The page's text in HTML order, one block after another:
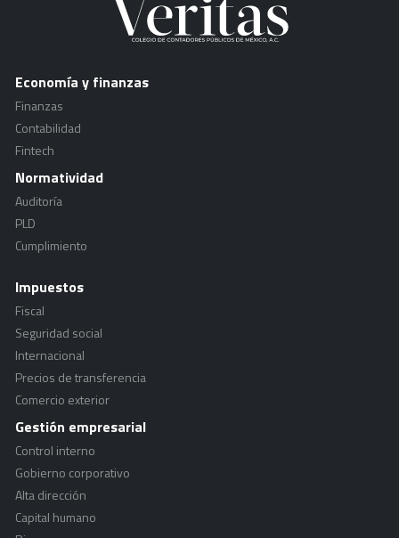
Economía y finanzas
Finanzas
Contabilidad
Fintech
Normatividad
Auditoría
PLD
Cumplimiento
Impuestos
Fiscal
Seguridad social
Internacional
Precios de transferencia
Comercio exterior
Gestión empresarial
Control interno
Gobierno corporativo
Alta dirección
Capital humano